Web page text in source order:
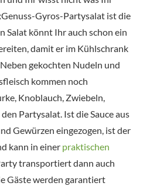
Gyros-Partysalat ist die
Salat könnt Ihr auch schon ein
damit er im Kühlschrank
gekochten Nudeln und
kommen noch
Knoblauch, Zwiebeln,
Partysalat. Ist die Sauce aus
Gewürzen eingezogen, ist der
kann in einer praktischen
transportiert dann auch
Gäste werden garantiert